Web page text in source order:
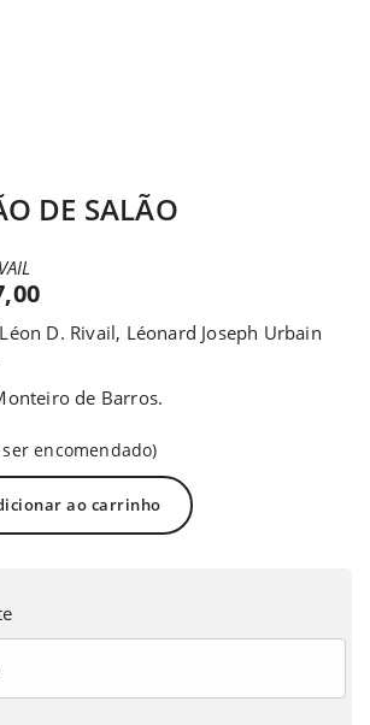
DE SALÃO
D. Rivail, Léonard Joseph Urbain
de Barros.
encomendado)
ao carrinho